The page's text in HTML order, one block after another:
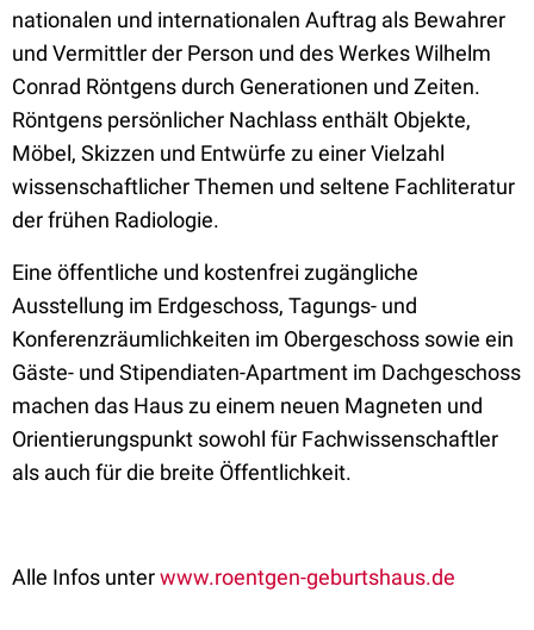
nationalen und internationalen Auftrag als Bewahrer
und Vermittler der Person und des Werkes Wilhelm
Conrad Röntgens durch Generationen und Zeiten.
Röntgens persönlicher Nachlass enthält Objekte,
Möbel, Skizzen und Entwürfe zu einer Vielzahl
wissenschaftlicher Themen und seltene Fachliteratur
der frühen Radiologie.
Eine öffentliche und kostenfrei zugängliche
Ausstellung im Erdgeschoss, Tagungs- und
Konferenzräumlichkeiten im Obergeschoss sowie ein
Gäste- und Stipendiaten-Apartment im Dachgeschoss
machen das Haus zu einem neuen Magneten und
Orientierungspunkt sowohl für Fachwissenschaftler
als auch für die breite Öffentlichkeit.
Alle Infos unterwww.roentgen-geburtshaus.de